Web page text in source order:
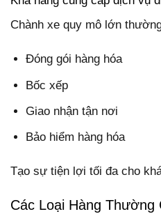
Chành xe quy mô lớn
Đóng gói hàng hóa
Bốc xếp
Giao nhận tận nơi
Bảo hiểm hàng hóa
Tạo sự tiện lợi tối đa cho
Các Loại Hàng